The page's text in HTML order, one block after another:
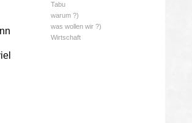
Tabu
warum ?)
was wollen wir ?)
Wirtschaft